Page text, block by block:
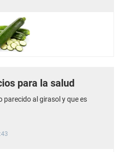
para la salud
parecido al girasol y que es